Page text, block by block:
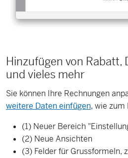
Hinzufügen von Rabatt,
und vieles mehr
Sie können Ihre Rechnungen
weitere Daten einfügen, wie zum
(1) Neuer Bereich
(2) Neue Ansichten
(3) Felder für Grussformeln,